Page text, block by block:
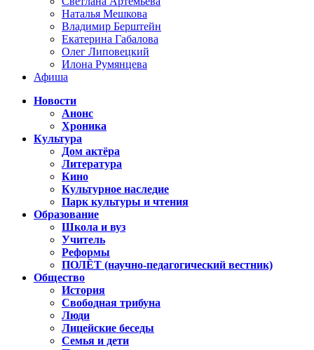
Наталья Мешкова
Владимир Берштейн
Екатерина Габалова
Олег Липовецкий
Илона Румянцева
Афиша
Новости
Анонс
Хроника
Культура
Дом актёра
Литература
Кино
Культурное наследие
Парк культуры и чтения
Образование
Школа и вуз
Учитель
Реформы
ПОЛЁТ (научно-педагогический вестник)
Общество
История
Свободная трибуна
Люди
Лицейские беседы
Семья и дети